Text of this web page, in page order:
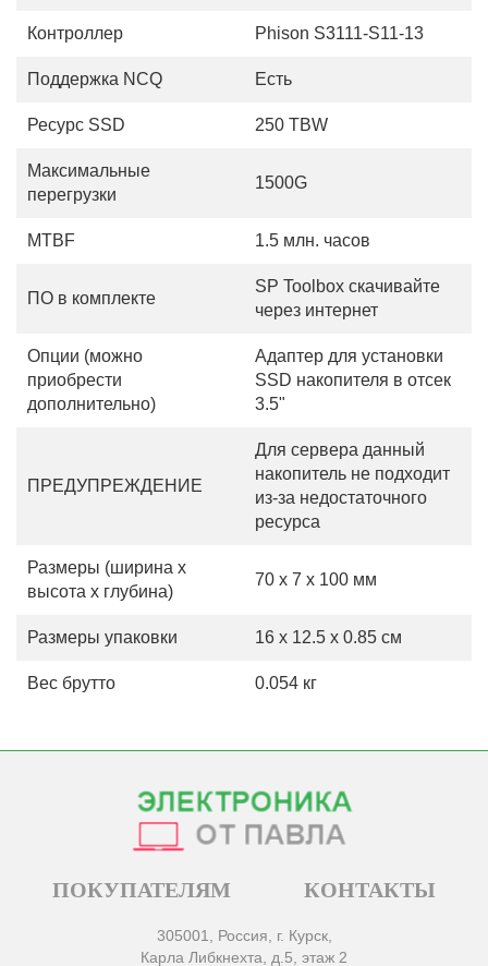
Контроллер Phison S3111-S11-13
Поддержка NCQ Есть
Ресурс SSD 250 TBW
Максимальные
перегрузки
1500G
MTBF 1.5 млн. часов
ПО в комплекте
SP Toolbox скачивайте
через интернет
Опции (можно
приобрести
дополнительно)
Адаптер для установки
SSD накопителя в отсек
3.5"
ПРЕДУПРЕЖДЕНИЕ
Для сервера данный
накопитель не подходит
из-за недостаточного
ресурса
Размеры (ширина х
высота х глубина)
70 x 7 x 100 мм
Размеры упаковки 16 x 12.5 x 0.85 см
Вес брутто 0.054 кг
ПОКУПАТЕЛЯМ КОНТАКТЫ
305001, Россия, г. Курск,
Карла Либкнехта, д.5, этаж 2